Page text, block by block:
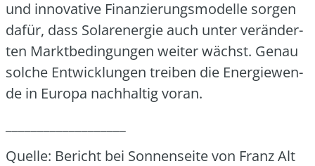
und inno­va­ti­ve Finan­zie­rungs­mo­del­le sor­gen
dafür, dass Solar­ener­gie auch unter ver­än­der­
ten Markt­be­din­gun­gen wei­ter wächst. Genau
sol­che Ent­wick­lun­gen trei­ben die Ener­gie­wen­
de in Euro­pa nach­hal­tig vor­an.
Quel­le: Bericht bei Son­nen­sei­te von Franz Alt